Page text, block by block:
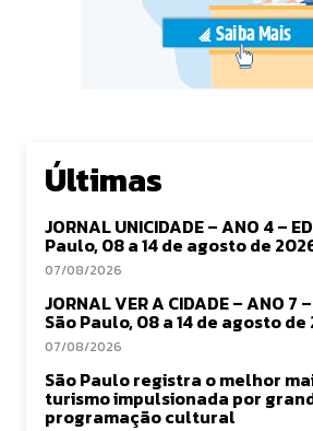
Últimas
JORNAL UNICIDADE – ANO 4 –
Paulo, 08 a 14 de agosto de
07/08/2026
JORNAL VER A CIDADE – ANO 7
São Paulo, 08 a 14 de agosto de
07/08/2026
São Paulo registra o melhor
turismo impulsionada por
programação cultural